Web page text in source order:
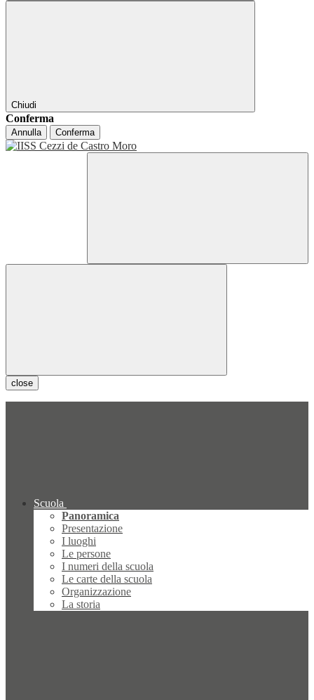
Chiudi
Conferma
Annulla Conferma
close
Scuola
Panoramica
Presentazione
I luoghi
Le persone
I numeri della scuola
Le carte della scuola
Organizzazione
La storia